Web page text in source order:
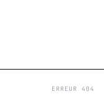
ERREUR 404